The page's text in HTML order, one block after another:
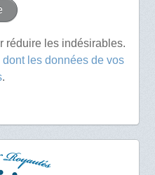
réduire les indésirables.
les données de vos
.